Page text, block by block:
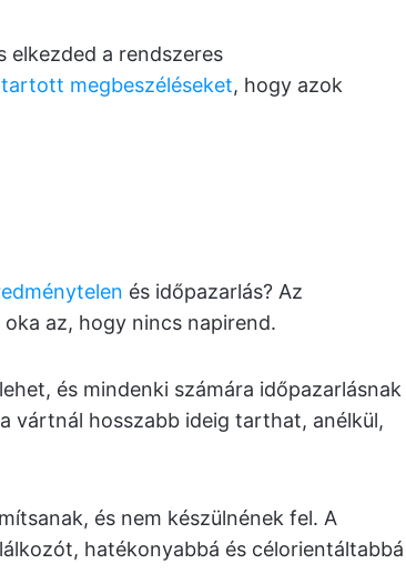
elkezded a rendszeres
megbeszéléseket, hogy azok
és időpazarlás? Az
az, hogy nincs napirend.
és mindenki számára időpazarlásnak
vártnál hosszabb ideig tarthat, anélkül,
és nem készülnének fel. A
hatékonyabbá és célorientáltabbá